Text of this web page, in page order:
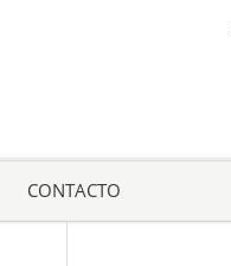
CONTACTO